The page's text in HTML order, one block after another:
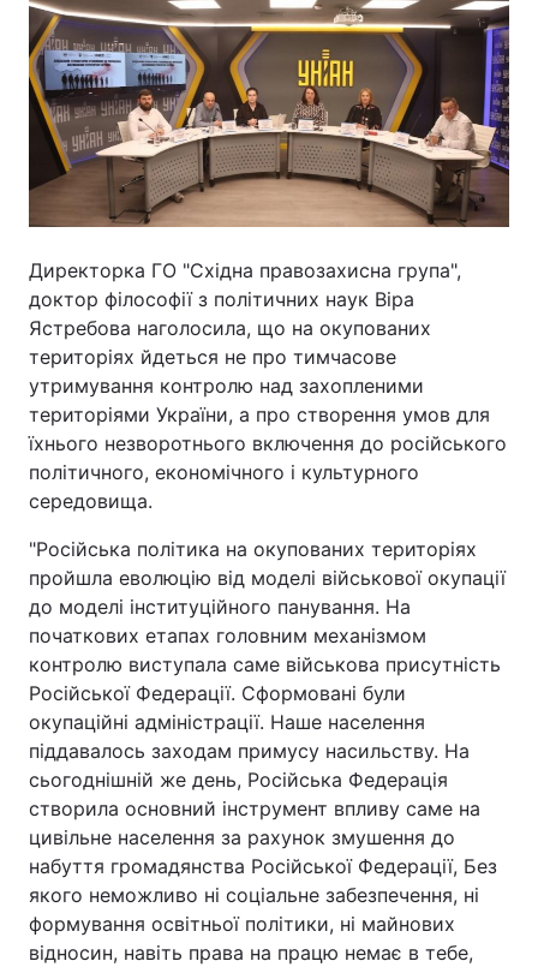
Одеса
Спорт Наука
Техно і зв'язок Лайт
Здоров'я Туризм
Цікавинки Погода
Відео з Youtube Статті
Інтерв'ю
Архів Вакансії
Контакти
ПОСЛУГИ
Реклама на сайті Фотобанк
Моніторинг Пресцентр
Директорка ГО "Східна правозахисна група",
доктор філософії з політичних наук Віра
Ястребова наголосила, що на окупованих
територіях йдеться не про тимчасове
утримування контролю над захопленими
територіями України, а про створення умов для
їхнього незворотнього включення до російського
політичного, економічного і культурного
середовища.
"Російська політика на окупованих територіях
пройшла еволюцію від моделі військової окупації
до моделі інституційного панування. На
початкових етапах головним механізмом
контролю виступала саме військова присутність
Російської Федерації. Сформовані були
окупаційні адміністрації. Наше населення
піддавалось заходам примусу насильству. На
сьогоднішній же день, Російська Федерація
створила основний інструмент впливу саме на
цивільне населення за рахунок змушення до
набуття громадянства Російської Федерації, Без
якого неможливо ні соціальне забезпечення, ні
формування освітньої політики, ні майнових
відносин, навіть права на працю немає в тебе,